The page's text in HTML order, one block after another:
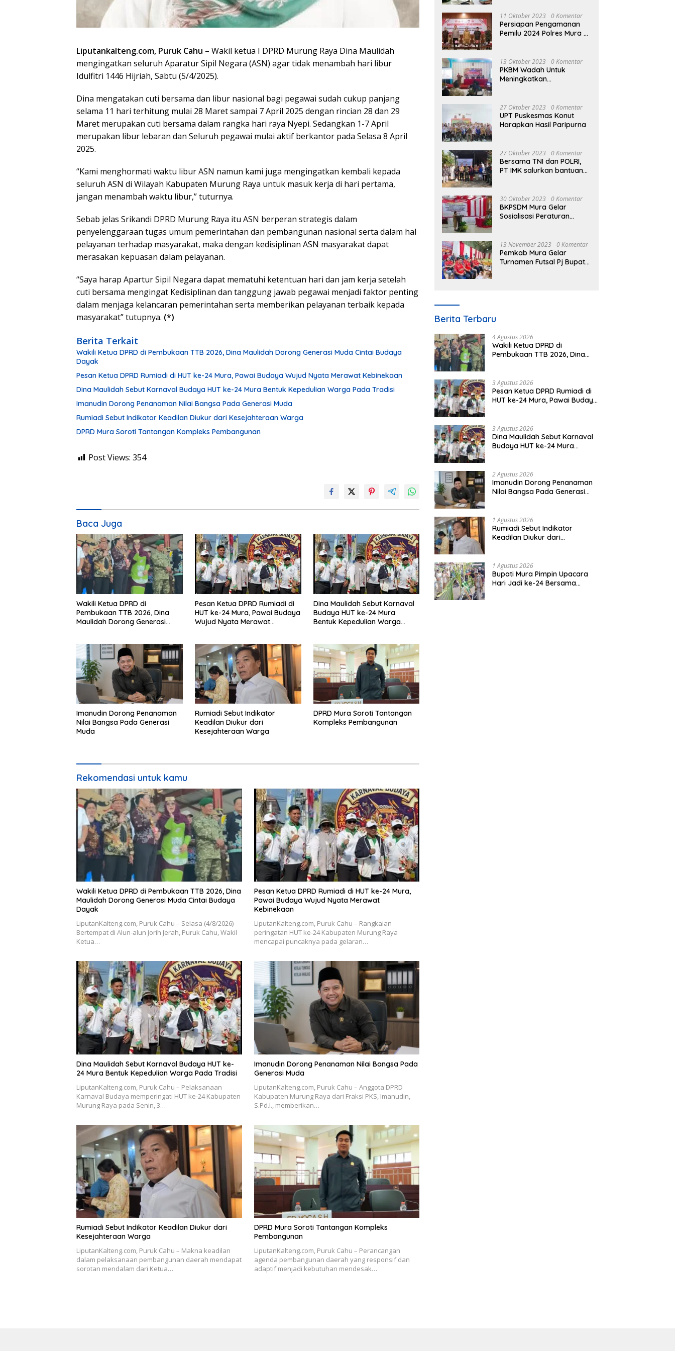
Liputankalteng.com, Puruk Cahu – Wakil ketua I DPRD Murung Raya Dina Maulidah
mengingatkan seluruh Aparatur Sipil Negara (ASN) agar tidak menambah hari libur
Idulfitri 1446 Hijriah, Sabtu (5/4/2025).
Dina mengatakan cuti bersama dan libur nasional bagi pegawai sudah cukup panjang
selama 11 hari terhitung mulai 28 Maret sampai 7 April 2025 dengan rincian 28 dan 29
Maret merupakan cuti bersama dalam rangka hari raya Nyepi. Sedangkan 1-7 April
merupakan libur lebaran dan Seluruh pegawai mulai aktif berkantor pada Selasa 8 April
2025.
“Kami menghormati waktu libur ASN namun kami juga mengingatkan kembali kepada
seluruh ASN di Wilayah Kabupaten Murung Raya untuk masuk kerja di hari pertama,
jangan menambah waktu libur,” tuturnya.
Sebab jelas Srikandi DPRD Murung Raya itu ASN berperan strategis dalam
penyelenggaraan tugas umum pemerintahan dan pembangunan nasional serta dalam hal
pelayanan terhadap masyarakat, maka dengan kedisiplinan ASN masyarakat dapat
merasakan kepuasan dalam pelayanan.
“Saya harap Apartur Sipil Negara dapat mematuhi ketentuan hari dan jam kerja setelah
cuti bersama mengingat Kedisiplinan dan tanggung jawab pegawai menjadi faktor penting
dalam menjaga kelancaran pemerintahan serta memberikan pelayanan terbaik kepada
masyarakat” tutupnya. (*)
Berita Terkait
Wakili Ketua DPRD di Pembukaan TTB 2026, Dina Maulidah Dorong Generasi Muda Cintai Budaya
Dayak
Pesan Ketua DPRD Rumiadi di HUT ke-24 Mura, Pawai Budaya Wujud Nyata Merawat Kebinekaan
Dina Maulidah Sebut Karnaval Budaya HUT ke-24 Mura Bentuk Kepedulian Warga Pada Tradisi
Imanudin Dorong Penanaman Nilai Bangsa Pada Generasi Muda
Rumiadi Sebut Indikator Keadilan Diukur dari Kesejahteraan Warga
DPRD Mura Soroti Tantangan Kompleks Pembangunan
Post Views: 354
Baca Juga
Wakili Ketua DPRD di
Pembukaan TTB 2026, Dina
Maulidah Dorong Generasi
Pesan Ketua DPRD Rumiadi di
HUT ke-24 Mura, Pawai Budaya
Wujud Nyata Merawat
Dina Maulidah Sebut Karnaval
Budaya HUT ke-24 Mura
Bentuk Kepedulian Warga
Imanudin Dorong Penanaman
Nilai Bangsa Pada Generasi
Muda
Rumiadi Sebut Indikator
Keadilan Diukur dari
Kesejahteraan Warga
DPRD Mura Soroti Tantangan
Kompleks Pembangunan
Rekomendasi untuk kamu
Wakili Ketua DPRD di Pembukaan TTB 2026, Dina
Maulidah Dorong Generasi Muda Cintai Budaya
Dayak
LiputanKalteng.com, Puruk Cahu – Selasa (4/8/2026)
Bertempat di Alun-alun Jorih Jerah, Puruk Cahu, Wakil
Ketua…
Pesan Ketua DPRD Rumiadi di HUT ke-24 Mura,
Pawai Budaya Wujud Nyata Merawat
Kebinekaan
LiputanKalteng.com, Puruk Cahu – Rangkaian
peringatan HUT ke-24 Kabupaten Murung Raya
mencapai puncaknya pada gelaran…
Dina Maulidah Sebut Karnaval Budaya HUT ke-
24 Mura Bentuk Kepedulian Warga Pada Tradisi
LiputanKalteng.com, Puruk Cahu – Pelaksanaan
Karnaval Budaya memperingati HUT ke-24 Kabupaten
Murung Raya pada Senin, 3…
Imanudin Dorong Penanaman Nilai Bangsa Pada
Generasi Muda
LiputanKalteng.com, Puruk Cahu – Anggota DPRD
Kabupaten Murung Raya dari Fraksi PKS, Imanudin,
S.Pd.I., memberikan…
Rumiadi Sebut Indikator Keadilan Diukur dari
Kesejahteraan Warga
LiputanKalteng.com, Puruk Cahu – Makna keadilan
dalam pelaksanaan pembangunan daerah mendapat
sorotan mendalam dari Ketua…
DPRD Mura Soroti Tantangan Kompleks
Pembangunan
LiputanKalteng.com, Puruk Cahu – Perancangan
agenda pembangunan daerah yang responsif dan
adaptif menjadi kebutuhan mendesak…
Perubahan 2023
11 Oktober 2023 0 Komentar
Persiapan Pengamanan
Pemilu 2024 Polres Mura
13 Oktober 2023 0 Komentar
PKBM Wadah Untuk
Meningkatkan
Dalam Bidang Ekonomi
27 Oktober 2023 0 Komentar
UPT Puskesmas Konut
Harapkan Hasil Paripurna
27 Oktober 2023 0 Komentar
Bersama TNI dan POLRI,
PT IMK salurkan bantuan
30 Oktober 2023 0 Komentar
BKPSDM Mura Gelar
Sosialisasi Peraturan
13 November 2023 0 Komentar
Pemkab Mura Gelar
Turnamen Futsal Pj Bupati
Berita Terbaru
4 Agustus 2026
Wakili Ketua DPRD di
Pembukaan TTB 2026, Dina
3 Agustus 2026
Pesan Ketua DPRD Rumiadi di
HUT ke-24 Mura, Pawai Budaya
3 Agustus 2026
Dina Maulidah Sebut Karnaval
Budaya HUT ke-24 Mura
2 Agustus 2026
Imanudin Dorong Penanaman
Nilai Bangsa Pada Generasi
1 Agustus 2026
Rumiadi Sebut Indikator
Keadilan Diukur dari
1 Agustus 2026
Bupati Mura Pimpin Upacara
Hari Jadi ke-24 Bersama